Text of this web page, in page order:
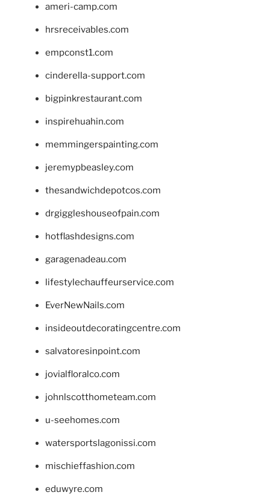
ameri-camp.com
hrsreceivables.com
empconst1.com
cinderella-support.com
bigpinkrestaurant.com
inspirehuahin.com
memmingerspainting.com
jeremypbeasley.com
thesandwichdepotcos.com
drgiggleshouseofpain.com
hotflashdesigns.com
garagenadeau.com
lifestylechauffeurservice.com
EverNewNails.com
insideoutdecoratingcentre.com
salvatoresinpoint.com
jovialfloralco.com
johnlscotthometeam.com
u-seehomes.com
watersportslagonissi.com
mischieffashion.com
eduwyre.com